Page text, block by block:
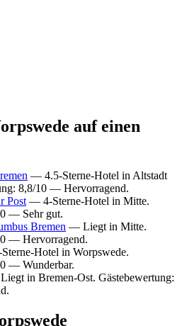
auf einen
— 4.5-Sterne-Hotel in Altstadt
8,8/10 — Hervorragend.
Post — 4-Sterne-Hotel in Mitte.
— Sehr gut.
Bremen — Liegt in Mitte.
— Hervorragend.
Hotel in Worpswede.
— Wunderbar.
in Bremen-Ost. Gästebewertung: